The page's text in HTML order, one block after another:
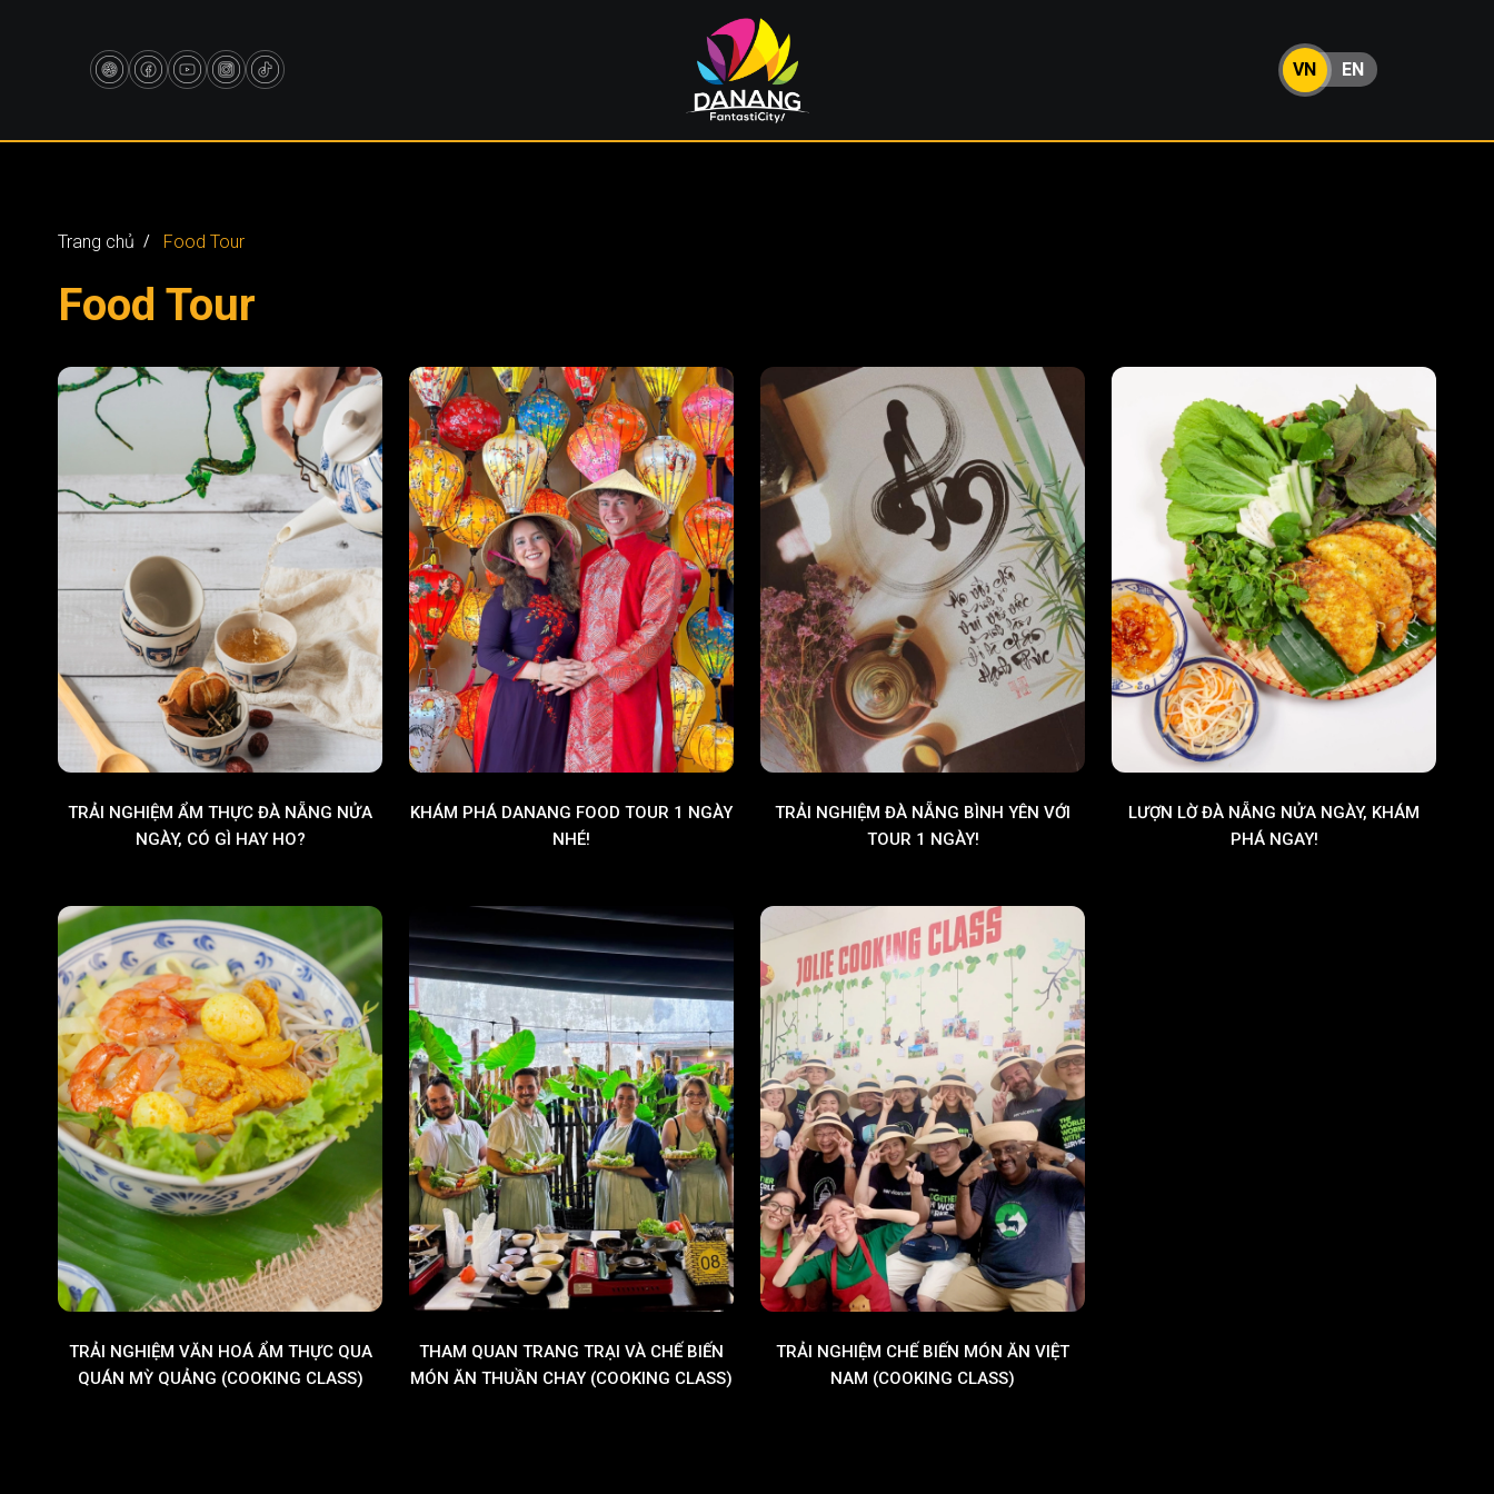
VN EN
Trang chủ Food Tour
Food Tour
TRẢI NGHIỆM ẨM THỰC ĐÀ NẴNG NỬA
NGÀY, CÓ GÌ HAY HO?
KHÁM PHÁ DANANG FOOD TOUR 1 NGÀY
NHÉ!
TRẢI NGHIỆM ĐÀ NẴNG BÌNH YÊN VỚI
TOUR 1 NGÀY!
LƯỢN LỜ ĐÀ NẴNG NỬA NGÀY, KHÁM
PHÁ NGAY!
TRẢI NGHIỆM VĂN HOÁ ẨM THỰC QUA
QUÁN MỲ QUẢNG (COOKING CLASS)
THAM QUAN TRANG TRẠI VÀ CHẾ BIẾN
MÓN ĂN THUẦN CHAY (COOKING CLASS)
TRẢI NGHIỆM CHẾ BIẾN MÓN ĂN VIỆT
NAM (COOKING CLASS)